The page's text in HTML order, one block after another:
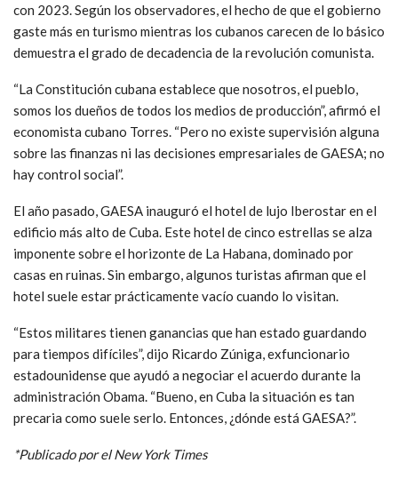
con 2023. Según los observadores, el hecho de que el gobierno
gaste más en turismo mientras los cubanos carecen de lo básico
demuestra el grado de decadencia de la revolución comunista.
“La Constitución cubana establece que nosotros, el pueblo,
somos los dueños de todos los medios de producción”, afirmó el
economista cubano Torres. “Pero no existe supervisión alguna
sobre las finanzas ni las decisiones empresariales de GAESA; no
hay control social”.
El año pasado, GAESA inauguró el hotel de lujo Iberostar en el
edificio más alto de Cuba. Este hotel de cinco estrellas se alza
imponente sobre el horizonte de La Habana, dominado por
casas en ruinas. Sin embargo, algunos turistas afirman que el
hotel suele estar prácticamente vacío cuando lo visitan.
“Estos militares tienen ganancias que han estado guardando
para tiempos difíciles”, dijo Ricardo Zúniga, exfuncionario
estadounidense que ayudó a negociar el acuerdo durante la
administración Obama. “Bueno, en Cuba la situación es tan
precaria como suele serlo. Entonces, ¿dónde está GAESA?”.
*Publicado por el New York Times